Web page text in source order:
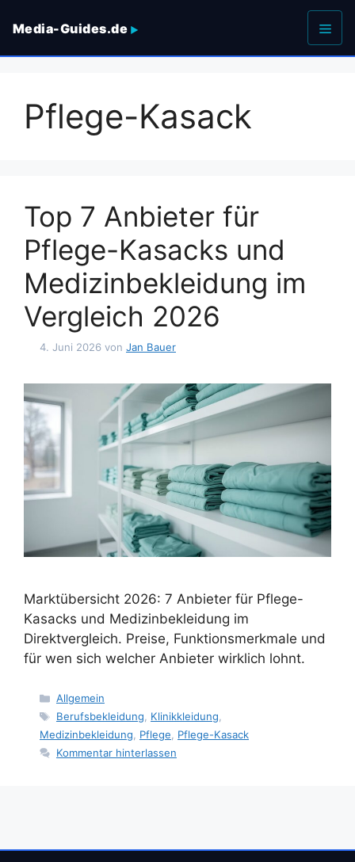
Inhalt
Media-Guides.de
Menü
Pflege-Kasack
Top 7 Anbieter für
Pflege-Kasacks und
Medizinbekleidung im
Vergleich 2026
4. Juni 2026 von Jan Bauer
Marktübersicht 2026: 7 Anbieter für Pflege-
Kasacks und Medizinbekleidung im
Direktvergleich. Preise, Funktionsmerkmale und
für wen sich welcher Anbieter wirklich lohnt.
Kategorien
Allgemein
Schlagwörter
Berufsbekleidung, Klinikkleidung,
Medizinbekleidung, Pflege, Pflege-Kasack
Kommentar hinterlassen